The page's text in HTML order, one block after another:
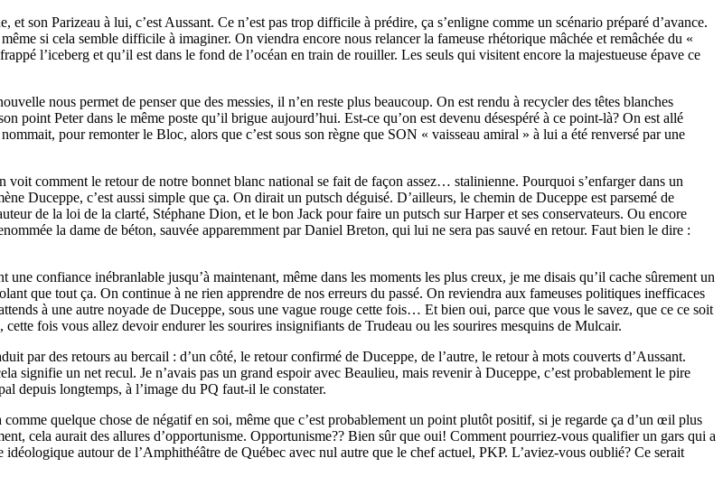
son Parizeau à lui, c’est Aussant. Ce n’est pas trop difficile à prédire, ça s’enligne comme un scénario préparé d’avance.
si cela semble difficile à imaginer. On viendra encore nous relancer la fameuse rhétorique mâchée et remâchée du «
l’iceberg et qu’il est dans le fond de l’océan en train de rouiller. Les seuls qui visitent encore la majestueuse épave ce
nous permet de penser que des messies, il n’en reste plus beaucoup. On est rendu à recycler des têtes blanches
point Peter dans le même poste qu’il brigue aujourd’hui. Est-ce qu’on est devenu désespéré à ce point-là? On est allé
pour remonter le Bloc, alors que c’est sous son règne que SON « vaisseau amiral » à lui a été renversé par une
comment le retour de notre bonnet blanc national se fait de façon assez… stalinienne. Pourquoi s’enfarger dans un
Duceppe, c’est aussi simple que ça. On dirait un putsch déguisé. D’ailleurs, le chemin de Duceppe est parsemé de
de la loi de la clarté, Stéphane Dion, et le bon Jack pour faire un putsch sur Harper et ses conservateurs. Ou encore
la dame de béton, sauvée apparemment par Daniel Breton, qui lui ne sera pas sauvé en retour. Faut bien le dire :
confiance inébranlable jusqu’à maintenant, même dans les moments les plus creux, je me disais qu’il cache sûrement un
que tout ça. On continue à ne rien apprendre de nos erreurs du passé. On reviendra aux fameuses politiques inefficaces
à une autre noyade de Duceppe, sous une vague rouge cette fois… Et bien oui, parce que vous le savez, que ce ce soit
fois vous allez devoir endurer les sourires insignifiants de Trudeau ou les sourires mesquins de Mulcair.
par des retours au bercail : d’un côté, le retour confirmé de Duceppe, de l’autre, le retour à mots couverts d’Aussant.
signifie un net recul. Je n’avais pas un grand espoir avec Beaulieu, mais revenir à Duceppe, c’est probablement le pire
depuis longtemps, à l’image du PQ faut-il le constater.
quelque chose de négatif en soi, même que c’est probablement un point plutôt positif, si je regarde ça d’un œil plus
cela aurait des allures d’opportunisme. Opportunisme?? Bien sûr que oui! Comment pourriez-vous qualifier un gars qui a
autour de l’Amphithéâtre de Québec avec nul autre que le chef actuel, PKP. L’aviez-vous oublié? Ce serait